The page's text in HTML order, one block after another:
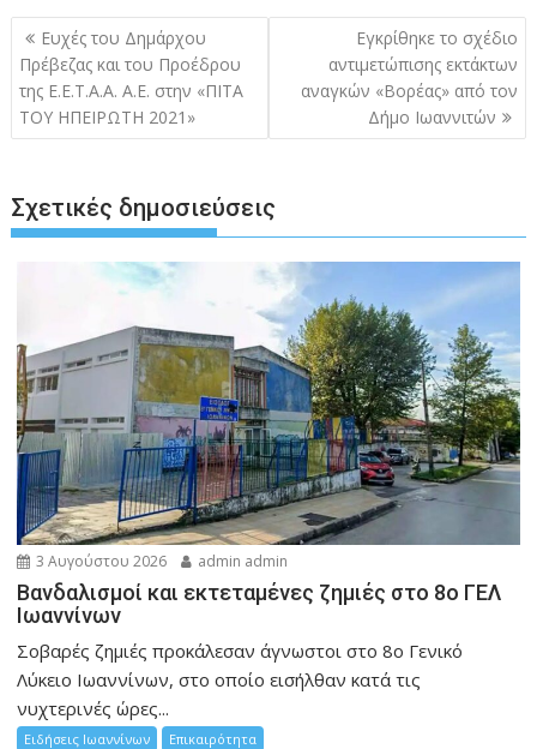
Πλοήγηση
άρθρων
Ευχές του Δημάρχου
Πρέβεζας και του Προέδρου
της Ε.Ε.Τ.Α.Α. Α.Ε. στην «ΠΙΤΑ
ΤΟΥ ΗΠΕΙΡΩΤΗ 2021»
Εγκρίθηκε το σχέδιο
αντιμετώπισης εκτάκτων
αναγκών «Βορέας» από τον
Δήμο Ιωαννιτών
Σχετικές δημοσιεύσεις
3 Αυγούστου 2026 admin admin
Βανδαλισμοί και εκτεταμένες ζημιές στο 8ο ΓΕΛ
Ιωαννίνων
Σοβαρές ζημιές προκάλεσαν άγνωστοι στο 8ο Γενικό
Λύκειο Ιωαννίνων, στο οποίο εισήλθαν κατά τις
νυχτερινές ώρες...
Ειδήσεις Ιωαννίνων Επικαιρότητα